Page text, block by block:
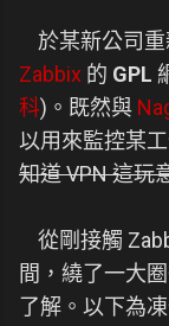
於某新公司重
Zabbix 的 GPL
科)。既然與
以用來監控某
知道 VPN 這玩
從剛接觸
間，繞了一大
了解。以下為